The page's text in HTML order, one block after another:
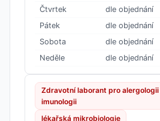
Čtvrtek
dle objednání
Pátek
dle objednání
Sobota
dle objednání
Neděle
dle objednání
Zdravotní laborant pro alergologii
imunologii
lékařská mikrobiologie